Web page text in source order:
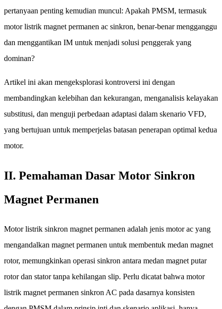
pertanyaan penting kemudian muncul: Apakah PMSM, termasuk
motor listrik magnet permanen ac sinkron, benar-benar mengganggu
dan menggantikan IM untuk menjadi solusi penggerak yang
dominan?
Artikel ini akan mengeksplorasi kontroversi ini dengan
membandingkan kelebihan dan kekurangan, menganalisis kelayakan
substitusi, dan menguji perbedaan adaptasi dalam skenario VFD,
yang bertujuan untuk memperjelas batasan penerapan optimal kedua
motor.
II. Pemahaman Dasar Motor Sinkron
Magnet Permanen
Motor listrik sinkron magnet permanen adalah jenis motor ac yang
mengandalkan magnet permanen untuk membentuk medan magnet
rotor, memungkinkan operasi sinkron antara medan magnet putar
rotor dan stator tanpa kehilangan slip. Perlu dicatat bahwa motor
listrik magnet permanen sinkron AC pada dasarnya konsisten